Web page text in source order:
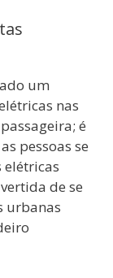
um
nas
é
pessoas se
elétricas
de se
urbanas